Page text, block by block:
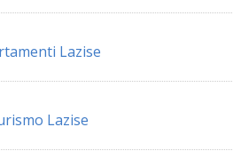
Lazise
Lazise